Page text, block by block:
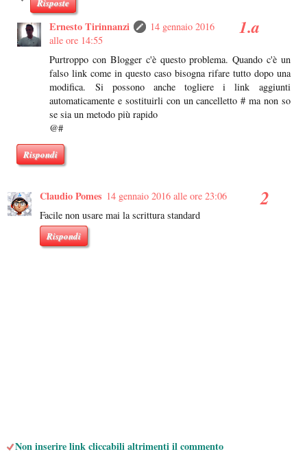
Risposte
Ernesto Tirinnanzi
14 gennaio 2016
alle ore 14:55
Purtroppo con Blogger c'è questo problema. Quando c'è un
falso link come in questo caso bisogna rifare tutto dopo una
modifica. Si possono anche togliere i link aggiunti
automaticamente e sostituirli con un cancelletto # ma non so
se sia un metodo più rapido
@#
Rispondi
Claudio Pomes 14 gennaio 2016 alle ore 23:06
Facile non usare mai la scrittura standard
Rispondi
Non inserire link cliccabili altrimenti il commento